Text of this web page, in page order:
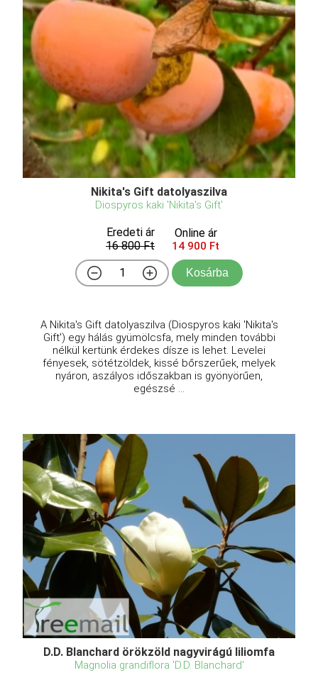
Nikita's Gift datolyaszilva
Diospyros kaki 'Nikita's Gift'
Eredeti ár
16 800 Ft
Online ár
14 900 Ft
Kosárba
A Nikita's Gift datolyaszilva (Diospyros kaki 'Nikita's
Gift') egy hálás gyümölcsfa, mely minden további
nélkül kertünk érdekes dísze is lehet. Levelei
fényesek, sötétzöldek, kissé bőrszerűek, melyek
nyáron, aszályos időszakban is gyönyörűen,
egészsé ...
D.D. Blanchard örökzöld nagyvirágú liliomfa
Magnolia grandiflora 'D.D. Blanchard'